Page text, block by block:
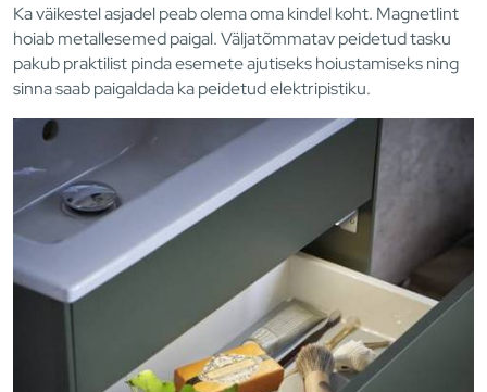
Ka väikestel asjadel peab olema oma kindel koht. Magnetlint
hoiab metallesemed paigal. Väljatõmmatav peidetud tasku
pakub praktilist pinda esemete ajutiseks hoiustamiseks ning
sinna saab paigaldada ka peidetud elektripistiku.